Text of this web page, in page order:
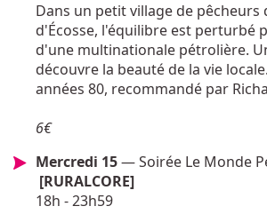
Dans un petit village de pêcheurs
d'Écosse, l'équilibre est perturbé
d'une multinationale pétrolière.
découvre la beauté de la vie
années 80, recommandé par
6€
Mercredi 15— Soirée Le Monde
[RURALCORE]
18h - 23h59